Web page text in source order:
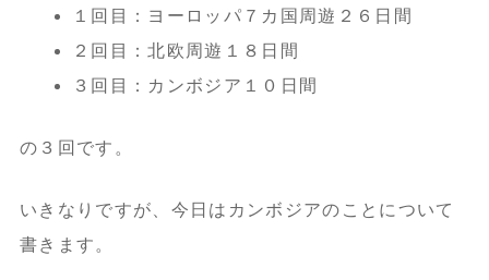
１回目：ヨーロッパ７カ国周遊２６日間
２回目：北欧周遊１８日間
３回目：カンボジア１０日間
の３回です。
いきなりですが、今日はカンボジアのことについて
書きます。